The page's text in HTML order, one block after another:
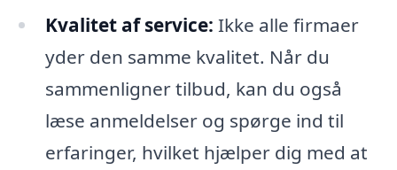
Kvalitet af service: Ikke alle firmaer
yder den samme kvalitet. Når du
sammenligner tilbud, kan du også
læse anmeldelser og spørge ind til
erfaringer, hvilket hjælper dig med at